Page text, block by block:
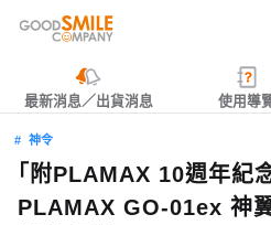
最新消息／出貨消息 使用導
神令
「附PLAMAX 10週年紀
PLAMAX GO-01ex 神